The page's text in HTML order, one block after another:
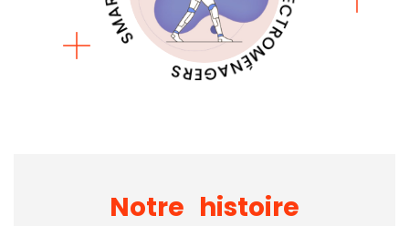
Notre histoire